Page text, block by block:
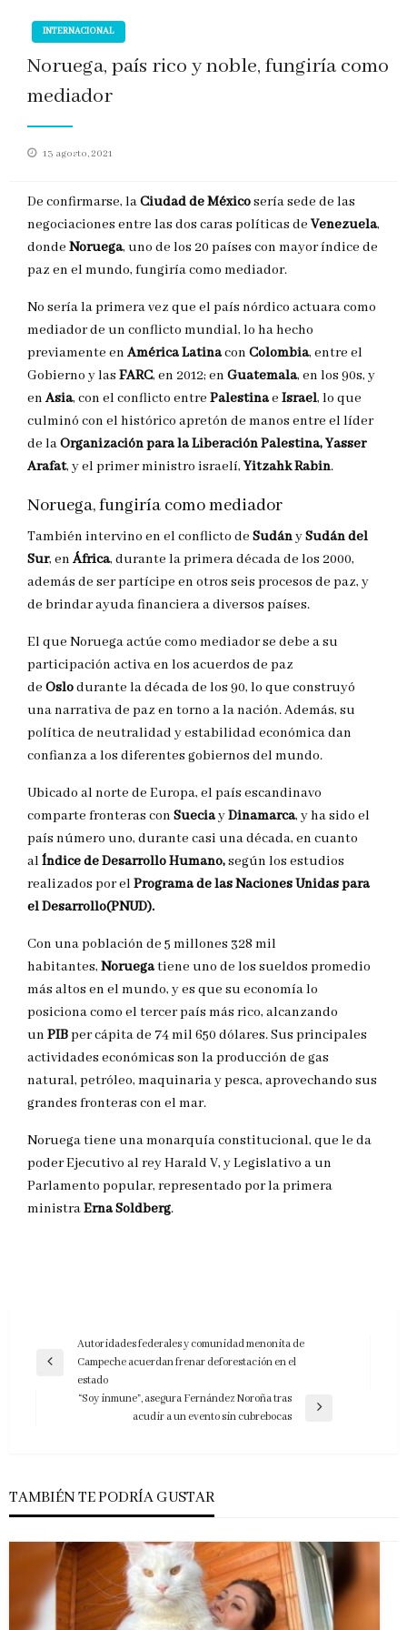
INTERNACIONAL
Noruega, país rico y noble, fungiría como
mediador
Publicado
13 agosto, 2021
De confirmarse, laCiudad de Méxicosería sede de las
negociaciones entre las dos caras políticas de Venezuela,
donde Noruega, uno de los 20 países con mayor índice de
paz en el mundo, fungiría como mediador.
No sería la primera vez que el país nórdico actuara como
mediador de un conflicto mundial, lo ha hecho
previamente en América Latinacon Colombia, entre el
Gobierno y las FARC, en 2012; en Guatemala, en los 90s, y
en Asia, con el conflicto entre Palestinae Israel, lo que
culminó con el histórico apretón de manos entre el líder
de laOrganización para la Liberación Palestina, Yasser
Arafat, y el primer ministro israelí, Yitzahk Rabin.
Noruega, fungiría como mediador
También intervino en el conflicto de SudánySudán del
Sur, en África, durante la primera década de los 2000,
además de ser partícipe en otros seis procesos de paz, y
de brindar ayuda financiera a diversos países.
El que Noruega actúe como mediador se debe a su
participación activa en los acuerdos de paz
de Oslodurante la década de los 90, lo que construyó
una narrativa de paz en torno a la nación. Además, su
política de neutralidad y estabilidad económica dan
confianza a los diferentes gobiernos del mundo.
Ubicado al norte de Europa, el país escandinavo
comparte fronteras con SueciayDinamarca, y ha sido el
país número uno, durante casi una década, en cuanto
alÍndice de Desarrollo Humano,según los estudios
realizados por elPrograma de las Naciones Unidas para
el Desarrollo(PNUD).
Con una población de 5 millones 328 mil
habitantes, Noruegatiene uno de los sueldos promedio
más altos en el mundo, y es que su economía lo
posiciona como el tercer país más rico, alcanzando
un PIBper cápita de 74 mil 650 dólares. Sus principales
actividades económicas son la producción de gas
natural, petróleo, maquinaria y pesca, aprovechando sus
grandes fronteras con el mar.
Noruega tiene una monarquía constitucional, que le da
poder Ejecutivo al rey Harald V, y Legislativo a un
Parlamento popular, representado por la primera
ministraErna Soldberg.
Navegación
de
entradas
Entrada
Autoridades federales y comunidad menonita de
Campeche acuerdan frenar deforestación en el
estado
“Soy inmune”, asegura Fernández Noroña tras
acudir a un evento sin cubrebocas
TAMBIÉN TE PODRÍA GUSTAR